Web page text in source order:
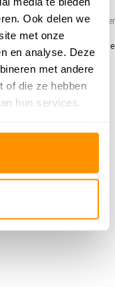
Ook delen we
met onze
en analyse. Deze
met andere
of die ze hebben
hun services.
door:Inekeop 8 November
er zeer tevreden mee. Een
Netjes verpakt.